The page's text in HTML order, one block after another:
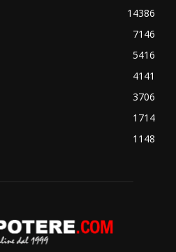
14386
7146
5416
4141
3706
1714
1148